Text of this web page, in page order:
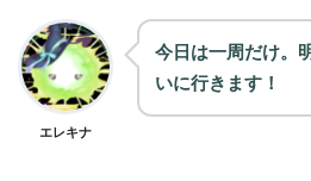
エレキナ
今日は一周だけ。
いに行きます！